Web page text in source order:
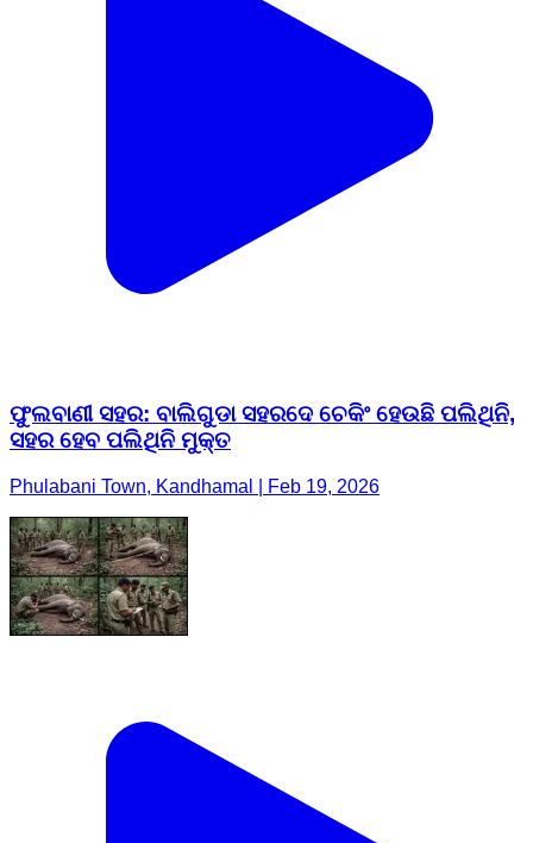
ଫୁଲବାଣୀ ସହର: ବାଲିଗୁଡା ସହରଦେ ଚେକିଂ ହେଉଛି ପଲିଥିନି,
ସହର ହେବ ପଲିଥିନି ମୁକ୍ତ
Phulabani Town, Kandhamal | Feb 19, 2026